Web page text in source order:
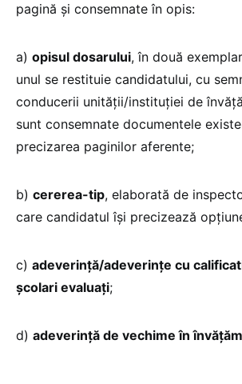
pagină şi consemnate în opis:
a) opisul dosarului, în două
unul se restituie candidatului, cu
conducerii unităţii/instituţiei de
sunt consemnate documentele
precizarea paginilor aferente;
b) cererea-tip, elaborată de
care candidatul îşi precizează
c) adeverinţă/adeverinţe cu
şcolari evaluaţi;
d) adeverinţă de vechime în